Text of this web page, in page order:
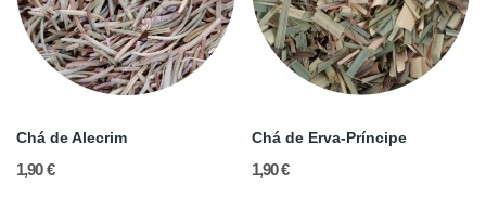
Chá de Alecrim
1,90 €
Chá de Erva-Príncipe
1,90 €